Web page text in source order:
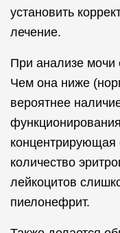
установить
лечение.
При анализе мочи
Чем она ниже
вероятнее
концентрирующая
количество
лейкоцитов
пиелонефрит.